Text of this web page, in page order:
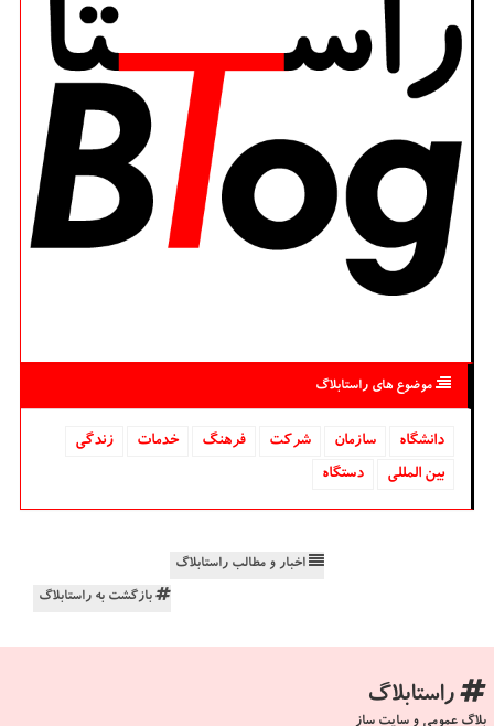
موضوع های راستابلاگ
دانشگاه‌ سازمان شركت فرهنگ خدمات
زندگی
بین المللی
دستگاه
اخبار و مطالب راستابلاگ
بازگشت به راستابلاگ
راستابلاگ
بلاگ عمومی و سایت ساز